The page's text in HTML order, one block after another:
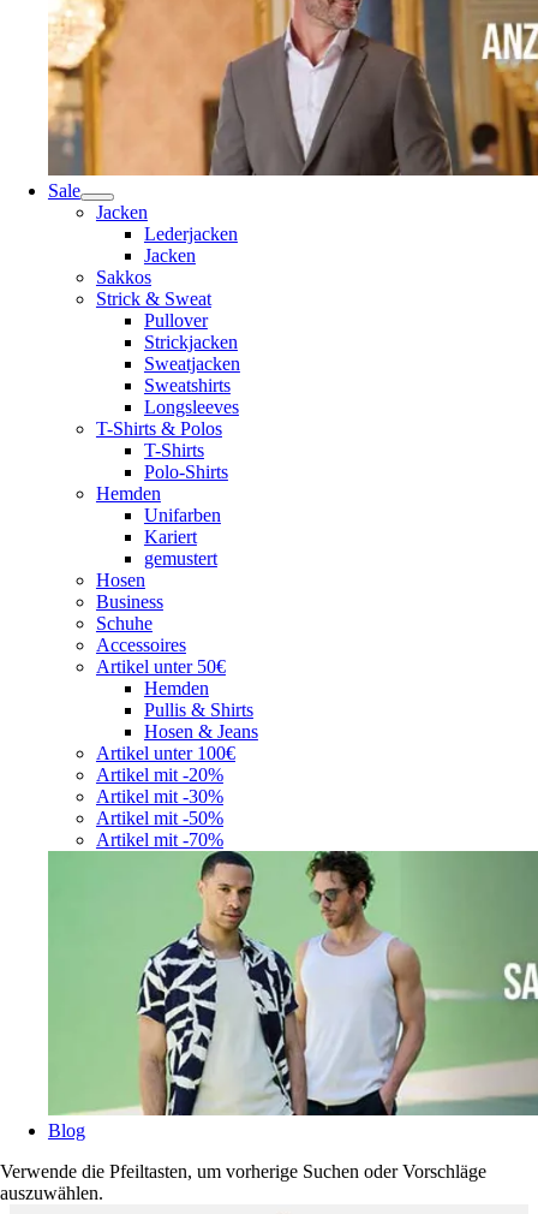
Sale
Jacken
Lederjacken
Jacken
Sakkos
Strick & Sweat
Pullover
Strickjacken
Sweatjacken
Sweatshirts
Longsleeves
T-Shirts & Polos
T-Shirts
Polo-Shirts
Hemden
Unifarben
Kariert
gemustert
Hosen
Business
Schuhe
Accessoires
Artikel unter 50€
Hemden
Pullis & Shirts
Hosen & Jeans
Artikel unter 100€
Artikel mit -20%
Artikel mit -30%
Artikel mit -50%
Artikel mit -70%
Blog
Verwende die Pfeiltasten, um vorherige Suchen oder Vorschläge
auszuwählen.